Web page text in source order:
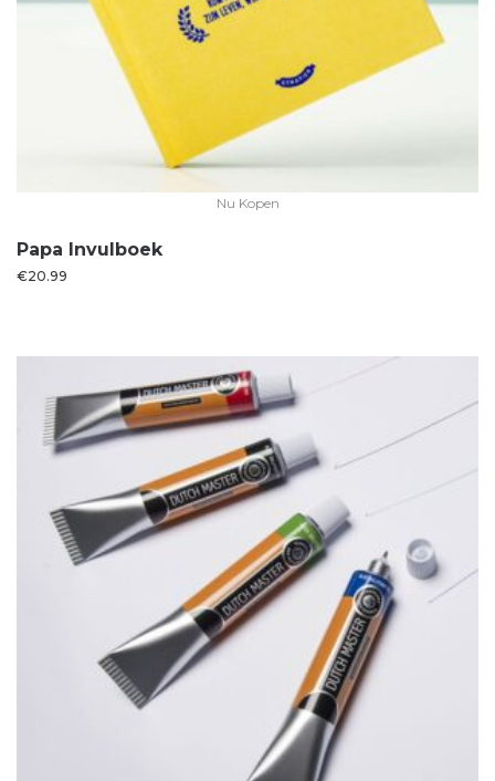
Nu Kopen
Papa Invulboek
€20.99